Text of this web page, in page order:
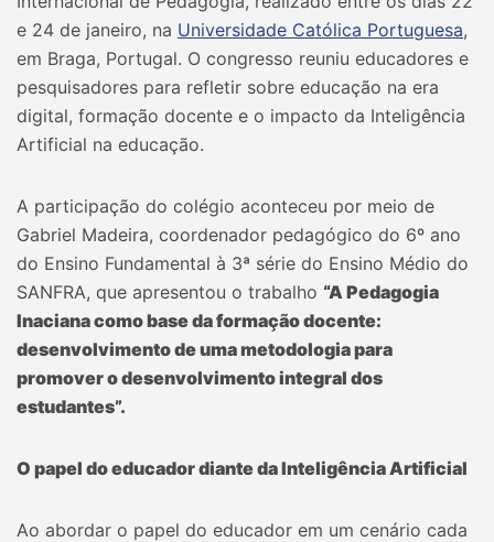
e 24 de janeiro, na Universidade Católica Portuguesa,
em Braga, Portugal. O congresso reuniu educadores e
pesquisadores para refletir sobre educação na era
digital, formação docente e o impacto da Inteligência
Artificial na educação.
A participação do colégio aconteceu por meio de
Gabriel Madeira, coordenador pedagógico do 6º ano
do Ensino Fundamental à 3ª série do Ensino Médio do
SANFRA, que apresentou o trabalho “A Pedagogia
Inaciana como base da formação docente:
desenvolvimento de uma metodologia para
promover o desenvolvimento integral dos
estudantes”.
O papel do educador diante da Inteligência Artificial
Ao abordar o papel do educador em um cenário cada